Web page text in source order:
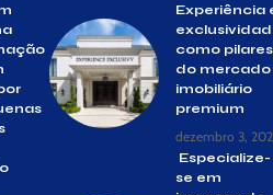
Experiência
como pilares
do mercado
imobiliário
premium
dezembro 3,
Especialize-
se em